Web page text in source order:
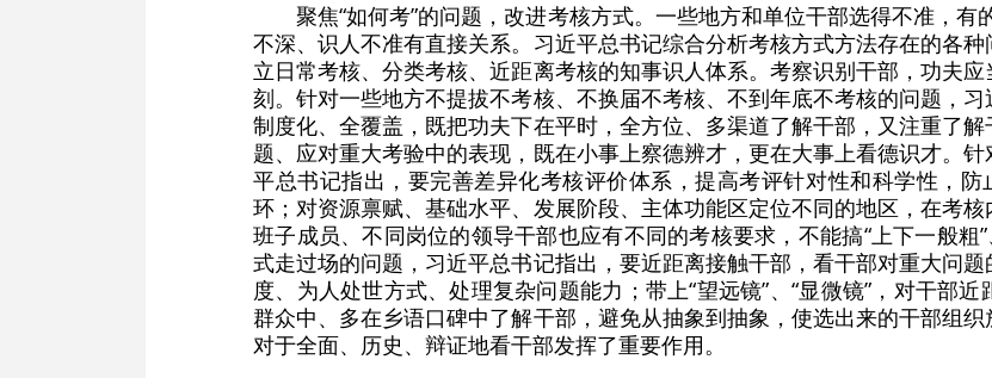
聚焦“如何考”的问题，改进考核方式。一些地方和单位干部选得不准，有
不深、识人不准有直接关系。习近平总书记综合分析考核方式方法存在的各
立日常考核、分类考核、近距离考核的知事识人体系。考察识别干部，功夫
刻。针对一些地方不提拔不考核、不换届不考核、不到年底不考核的问题，习
制度化、全覆盖，既把功夫下在平时，全方位、多渠道了解干部，又注重了
题、应对重大考验中的表现，既在小事上察德辨才，更在大事上看德识才。
平总书记指出，要完善差异化考核评价体系，提高考评针对性和科学性，防
环；对资源禀赋、基础水平、发展阶段、主体功能区定位不同的地区，在考
班子成员、不同岗位的领导干部也应有不同的考核要求，不能搞“上下一般粗
式走过场的问题，习近平总书记指出，要近距离接触干部，看干部对重大问
度、为人处世方式、处理复杂问题能力；带上“望远镜”、“显微镜”，对干部
群众中、多在乡语口碑中了解干部，避免从抽象到抽象，使选出来的干部组
对于全面、历史、辩证地看干部发挥了重要作用。